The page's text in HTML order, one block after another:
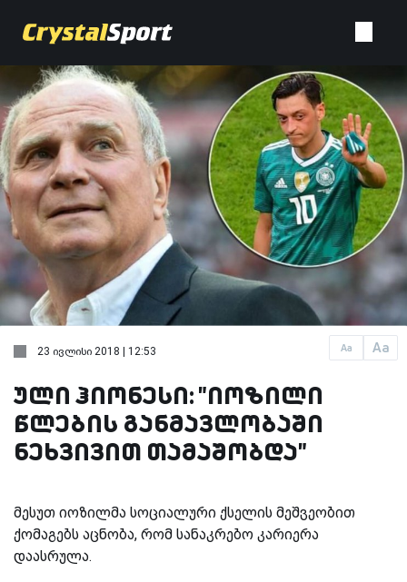
Aa Aa
23 ივლისი 2018 | 12:53
ული ჰიონესი: "იოზილი
წლების განმავლობაში
ნეხვივით თამაშობდა"
მესუთ იოზილმა სოციალური ქსელის მეშვეობით
ქომაგებს აცნობა, რომ სანაკრებო კარიერა
დაასრულა.